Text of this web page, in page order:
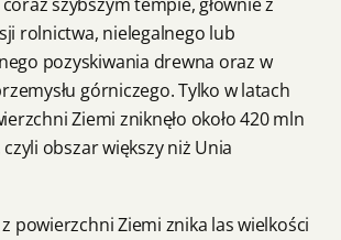
rolnictwa, nielegalnego lub
pozyskiwania drewna oraz w
górniczego. Tylko w latach
Ziemi zniknęło około 420 mln
obszar większy niż Unia
powierzchni Ziemi znika las wielkości